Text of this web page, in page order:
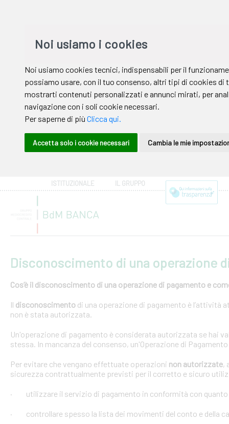
ISTITUZIONALE IL GRUPPO
Disconoscimento di una operazione
Cos’è il disconoscimento di una operazione di pagamento e
Il disconoscimento di una operazione di pagamento è l’attività
non è stata autorizzata.
Un'operazione di pagamento è considerata autorizzata se hai
stessa. In mancanza del consenso, un'Operazione di
Per evitare che vengano effettuate operazioni non autorizzate,
sicurezza contrattualmente previsti per il corretto e sicuro
· utilizzare il servizio di pagamento in conformità con
· controllare spesso la lista dei movimenti del conto e della